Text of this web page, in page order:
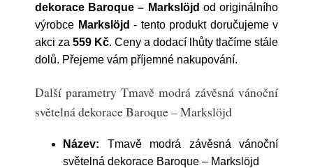
dekorace Baroque – Markslöjd od originálního
výrobce Markslöjd - tento produkt doručujeme v
akci za 559 Kč. Ceny a dodací lhůty tlačíme stále
dolů. Přejeme vám příjemné nakupování.
Další parametry Tmavě modrá závěsná vánoční
světelná dekorace Baroque – Markslöjd
Název: Tmavě modrá závěsná vánoční
světelná dekorace Baroque – Markslöjd